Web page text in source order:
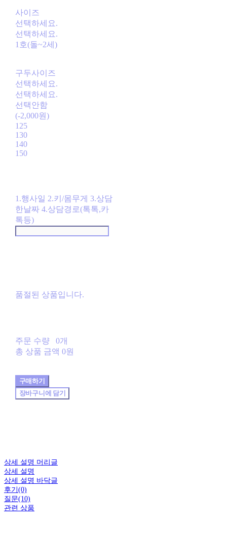
사이즈
선택하세요.
선택하세요.
1호(돌~2세)
구두사이즈
선택하세요.
선택하세요.
선택안함
(-2,000원)
125
130
140
150
1.행사일 2.키/몸무게 3.상담
한날짜 4.상담경로(톡톡,카
톡등)
품절된 상품입니다.
주문 수량
0개
총 상품 금액 0원
구매하기
장바구니에 담기
상세 설명 머리글
상세 설명
상세 설명 바닥글
후기(0)
질문(10)
관련 상품